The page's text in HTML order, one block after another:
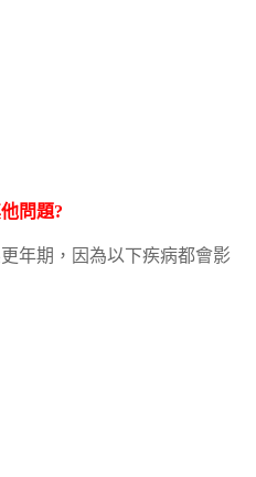
問題?
年期，因為以下疾病都會影